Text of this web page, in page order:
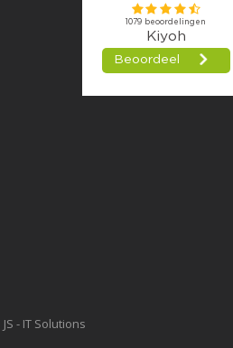
JS - IT Solutions